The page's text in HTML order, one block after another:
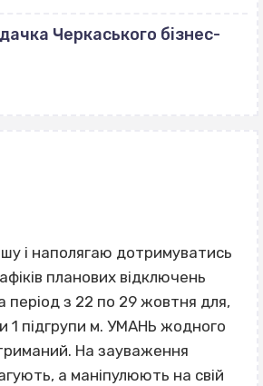
Черкаського бізнес-
і наполягаю дотримуватись
планових відключень
період з 22 по 29 жовтня для,
1 підгрупи м. УМАНЬ жодного
На зауваження
а маніпулюють на свій